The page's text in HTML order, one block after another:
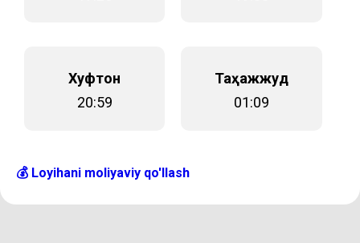
Хуфтон
20:59
Таҳажжуд
01:09
💰 Loyihani moliyaviy qo'llash